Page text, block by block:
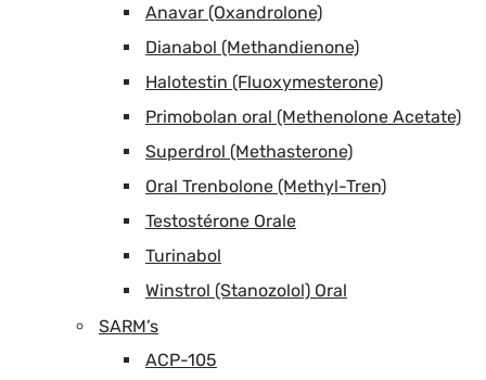
Anavar (Oxandrolone)
Dianabol (Methandienone)
Halotestin (Fluoxymesterone)
Primobolan oral (Methenolone Acetate)
Superdrol (Methasterone)
Oral Trenbolone (Methyl-Tren)
Testostérone Orale
Turinabol
Winstrol (Stanozolol) Oral
SARM’s
ACP-105